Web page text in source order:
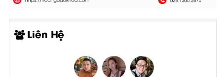
Liên Hệ